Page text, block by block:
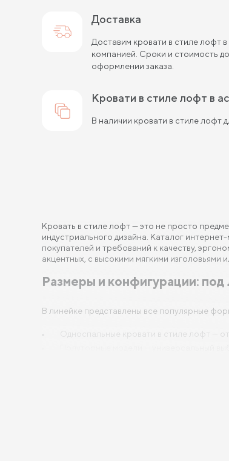
Доставка
Доставим кровати в стиле лофт
компанией. Сроки и стоимость
оформлении заказа.
кровати в стиле лофт в
В наличии кровати в стиле лофт
Кровать в стиле лофт — это не просто
индустриального дизайна. Каталог
покупателей и требований к качеству,
акцентных, с высокими мягкими изголовьями
Размеры и конфигурации:
В линейке представлены все популярные
Односпальные кровати в стиле лофт —